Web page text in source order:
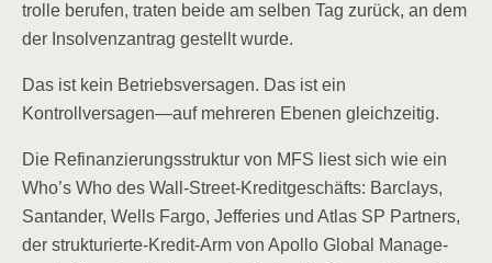
trol­le beru­fen, tra­ten bei­de am sel­ben Tag zurück, an dem
der Insol­venz­an­trag gestellt wurde.
Das ist kein Betriebs­ver­sa­gen. Das ist ein
Kontrollversagen—auf meh­re­ren Ebe­nen gleichzeitig.
Die Refi­nan­zie­rungs­struk­tur von MFS liest sich wie ein
Who’s Who des Wall-Street-Kre­dit­ge­schäfts: Bar­clays,
San­tan­der, Wells Far­go, Jef­fe­ries und Atlas SP Part­ners,
der struk­tu­rier­te-Kre­dit-Arm von Apol­lo Glo­bal Manage­